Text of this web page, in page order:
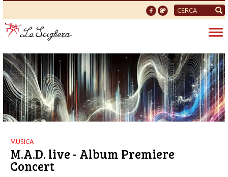
Form
di
ricerca
MUSICA
M.A.D. live - Album Premiere
Concert